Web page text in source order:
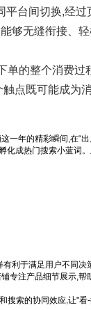
台间切换,经
够无缝衔接、
单的整个消费
点既可能成为
年的精彩瞬间,在“
化成热门搜索小蓝词
利于满足用户不同
专注产品细节展示,
索的协同效应,让"